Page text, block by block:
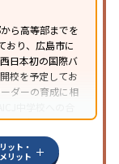
ら高等部までを
おり、広島市に
日本初の国際バ
校を予定してお
ダーの育成に相
中学校への合
補の塾となるだ
ット・
リット